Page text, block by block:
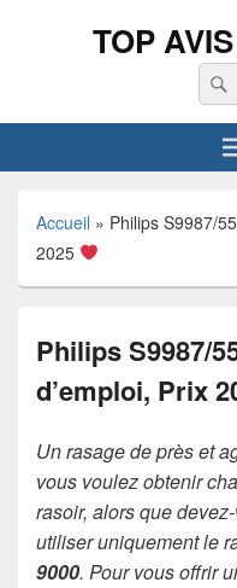
TOP
Accueil » Philips S9987/
2025
Philips S9987/
d’emploi, Prix
Un rasage de près et
vous voulez obtenir
rasoir, alors que
utiliser uniquement le
9000. Pour vous offrir